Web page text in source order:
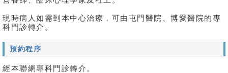
現時病人如需到本中心治療，可由屯門醫院、博愛醫院的專
科門診轉介。
預約程序
經本聯網專科門診轉介。